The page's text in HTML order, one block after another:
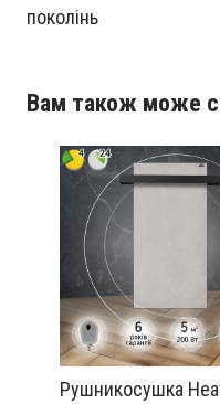
поколінь
Вам також може
Рушникосушка